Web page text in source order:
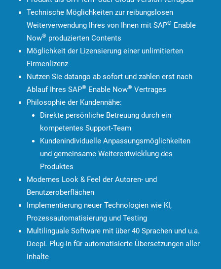
Technische Möglichkeiten zur reibungslosen
Weiterverwendung Ihres von Ihnen mit SAP® Enable
Now® produzierten Contents
Möglichkeit der Lizensierung einer unlimitierten
Firmenlizenz
Nutzen Sie datango ab sofort und zahlen erst nach
Ablauf Ihres SAP® Enable Now® Vertrages
Philosophie der Kundennähe:
Direkte persönliche Betreuung durch ein
kompetentes Support-Team
Kundenindividuelle Anpassungsmöglichkeiten
und gemeinsame Weiterentwicklung des
Produktes
Modernes Look & Feel der Autoren- und
Benutzeroberflächen
Implementierung neuer Technologien wie KI,
Prozessautomatisierung und Testing
Multilinguale Software mit über 40 Sprachen und u.a.
DeepL Plug-In für automatisierte Übersetzungen aller
Inhalte